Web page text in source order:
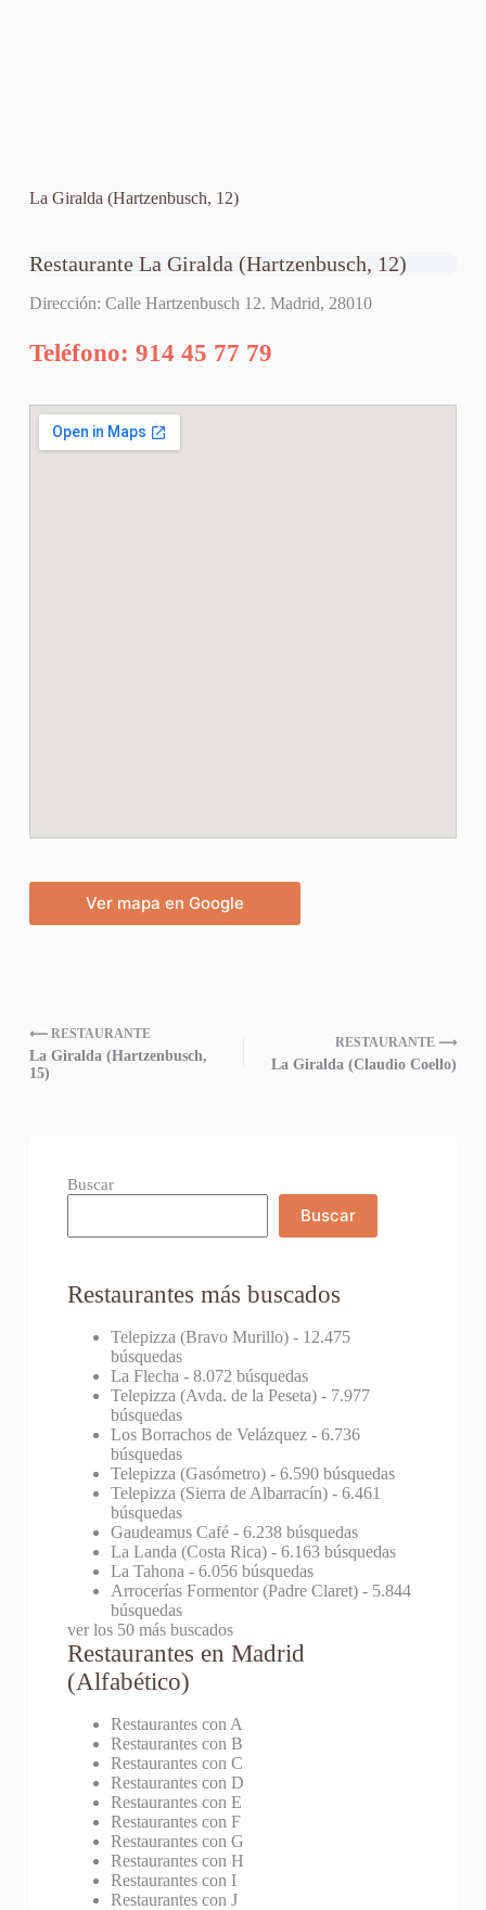
La Giralda (Hartzenbusch, 12)
Restaurante La Giralda (Hartzenbusch, 12)
Dirección: Calle Hartzenbusch 12. Madrid, 28010
Teléfono: 914 45 77 79
Ver mapa en Google
⟵ RESTAURANTE
La Giralda (Hartzenbusch,
15)
RESTAURANTE ⟶
La Giralda (Claudio Coello)
Buscar
Buscar
Restaurantes más buscados
Telepizza (Bravo Murillo)- 12.475
búsquedas
La Flecha - 8.072 búsquedas
Telepizza (Avda. de la Peseta)- 7.977
búsquedas
Los Borrachos de Velázquez- 6.736
búsquedas
Telepizza (Gasómetro)- 6.590 búsquedas
Telepizza (Sierra de Albarracín)- 6.461
búsquedas
Gaudeamus Café- 6.238 búsquedas
La Landa (Costa Rica)- 6.163 búsquedas
La Tahona - 6.056 búsquedas
Arrocerías Formentor (Padre Claret)- 5.844
búsquedas
ver los 50 más buscados
Restaurantes en Madrid
(Alfabético)
Restaurantes con A
Restaurantes con B
Restaurantes con C
Restaurantes con D
Restaurantes con E
Restaurantes con F
Restaurantes con G
Restaurantes con H
Restaurantes con I
Restaurantes con J